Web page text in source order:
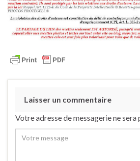
Laisser un commentaire
Votre adresse de messagerie ne sera